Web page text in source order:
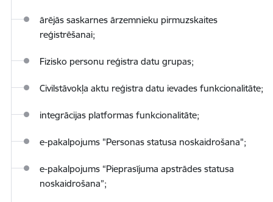
ārējās saskarnes ārzemnieku pirmuzskaites
reģistrēšanai;
Fizisko personu reģistra datu grupas;
Civilstāvokļa aktu reģistra datu ievades funkcionalitāte;
integrācijas platformas funkcionalitāte;
e-pakalpojums "Personas statusa noskaidrošana";
e-pakalpojums “Pieprasījuma apstrādes statusa
noskaidrošana”;